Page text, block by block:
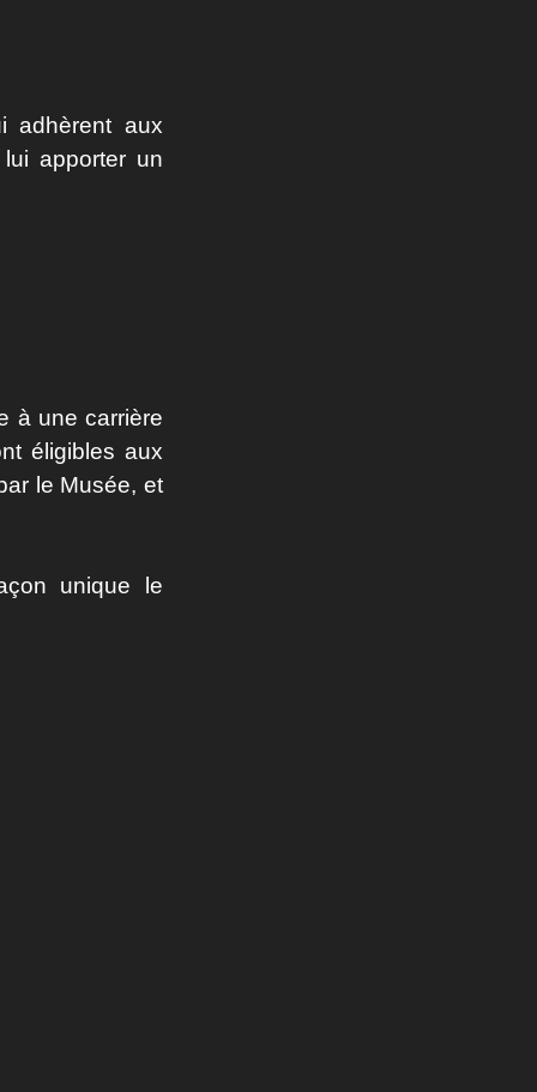
adhèrent aux
apporter un
à une carrière
éligibles aux
le Musée, et
unique le